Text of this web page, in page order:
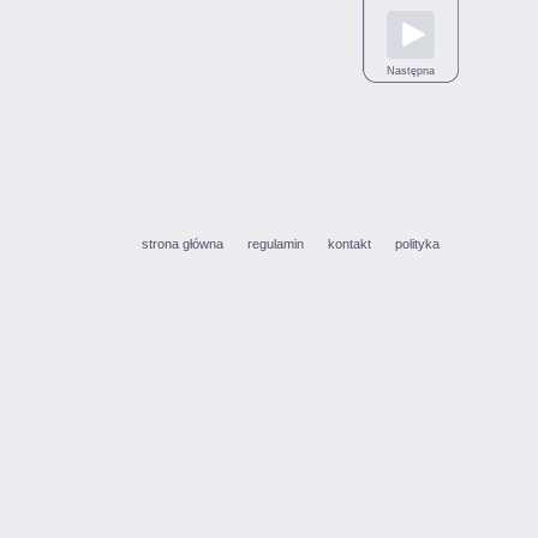
Następna
strona główna regulamin kontakt polityka